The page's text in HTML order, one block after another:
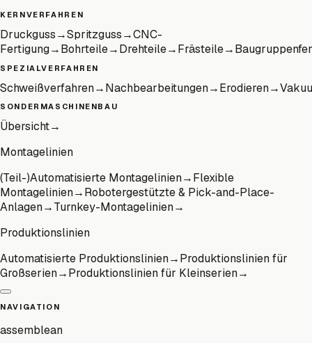
KERNVERFAHREN
Druckguss→Spritzguss→CNC-
Fertigung→Bohrteile→Drehteile→Frästeile→
SPEZIALVERFAHREN
Schweißverfahren→Nachbearbeitungen→Erodieren→
SONDERMASCHINENBAU
Übersicht→
Montagelinien
(Teil-)Automatisierte Montagelinien→Flexible
Montagelinien→Robotergestützte & Pick-and-Place-
Anlagen→Turnkey-Montagelinien→
Produktionslinien
Automatisierte Produktionslinien→Produktionslinien für
Großserien→Produktionslinien für Kleinserien→
NAVIGATION
assemblean